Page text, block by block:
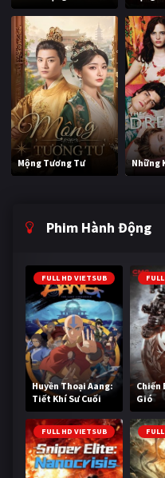
Mộng Tương Tư Những
Phim Hành Động
FULL HD VIETSUB
Huyền Thoại Aang:
Tiết Khí Sư Cuối
Cùng
Chiến
Gió
FULL HD VIETSUB